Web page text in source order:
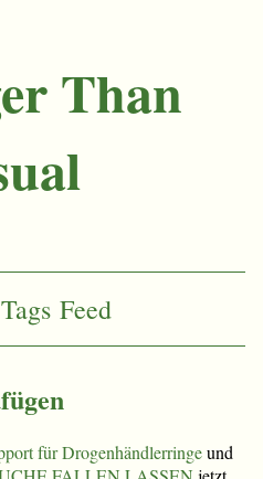
Than
Tags Feed
für Drogenhändlerringeund